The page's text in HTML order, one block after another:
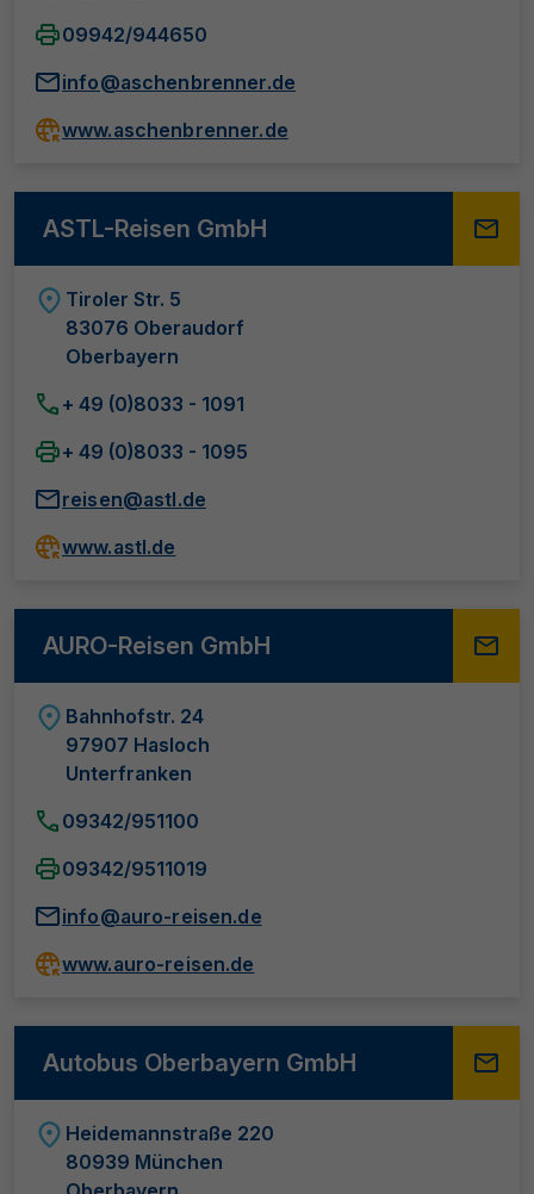
09942/944650
info@aschenbrenner.de
www.aschenbrenner.de
ASTL-Reisen GmbH
Tiroler Str. 5
83076 Oberaudorf
Oberbayern
+ 49 (0)8033 - 1091
+ 49 (0)8033 - 1095
reisen@astl.de
www.astl.de
AURO-Reisen GmbH
Bahnhofstr. 24
97907 Hasloch
Unterfranken
09342/951100
09342/9511019
info@auro-reisen.de
www.auro-reisen.de
Autobus Oberbayern GmbH
Heidemannstraße 220
80939 München